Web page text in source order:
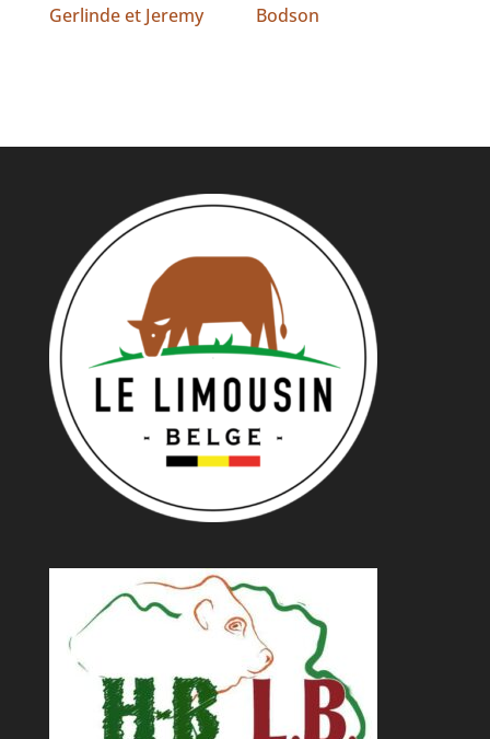
Gerlinde et Jeremy
Bodson